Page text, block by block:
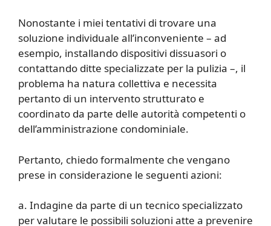
Nonostante i miei tentativi di trovare una
soluzione individuale all’inconveniente – ad
esempio, installando dispositivi dissuasori o
contattando ditte specializzate per la pulizia –, il
problema ha natura collettiva e necessita
pertanto di un intervento strutturato e
coordinato da parte delle autorità competenti o
dell’amministrazione condominiale.
Pertanto, chiedo formalmente che vengano
prese in considerazione le seguenti azioni:
a. Indagine da parte di un tecnico specializzato
per valutare le possibili soluzioni atte a prevenire